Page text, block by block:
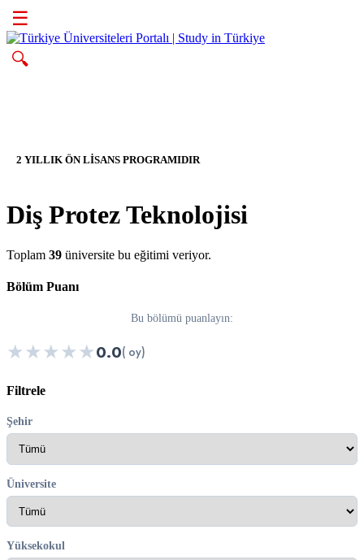
☰
🔍
2 YILLIK ÖN LİSANS PROGRAMIDIR
Diş Protez Teknolojisi
Toplam 39 üniversite bu eğitimi veriyor.
Bölüm Puanı
Bu bölümü puanlayın:
★★★★★0.0( oy)
Filtrele
Şehir
Üniversite
Yüksekokul